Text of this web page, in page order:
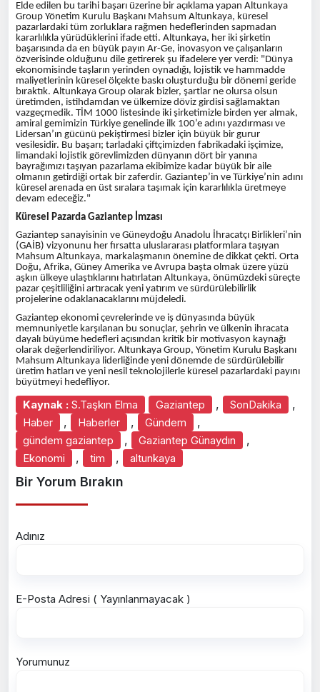
Elde edilen bu tarihi başarı üzerine bir açıklama yapan Altunkaya
Group Yönetim Kurulu Başkanı Mahsum Altunkaya, küresel
pazarlardaki tüm zorluklara rağmen hedeflerinden sapmadan
kararlılıkla yürüdüklerini ifade etti. Altunkaya, her iki şirketin
başarısında da en büyük payın Ar-Ge, inovasyon ve çalışanların
özverisinde olduğunu dile getirerek şu ifadelere yer verdi: "Dünya
ekonomisinde taşların yerinden oynadığı, lojistik ve hammadde
maliyetlerinin küresel ölçekte baskı oluşturduğu bir dönemi geride
bıraktık. Altunkaya Group olarak bizler, şartlar ne olursa olsun
üretimden, istihdamdan ve ülkemize döviz girdisi sağlamaktan
vazgeçmedik. TİM 1000 listesinde iki şirketimizle birden yer almak,
amiral gemimizin Türkiye genelinde ilk 100’e adını yazdırması ve
Lidersan’ın gücünü pekiştirmesi bizler için büyük bir gurur
vesilesidir. Bu başarı; tarladaki çiftçimizden fabrikadaki işçimize,
limandaki lojistik görevlimizden dünyanın dört bir yanına
bayrağımızı taşıyan pazarlama ekibimize kadar büyük bir aile
olmanın getirdiği ortak bir zaferdir. Gaziantep’in ve Türkiye’nin adını
küresel arenada en üst sıralara taşımak için kararlılıkla üretmeye
devam edeceğiz."
Küresel Pazarda Gaziantep İmzası
Gaziantep sanayisinin ve Güneydoğu Anadolu İhracatçı Birlikleri’nin
(GAİB) vizyonunu her fırsatta uluslararası platformlara taşıyan
Mahsum Altunkaya, markalaşmanın önemine de dikkat çekti. Orta
Doğu, Afrika, Güney Amerika ve Avrupa başta olmak üzere yüzü
aşkın ülkeye ulaştıklarını hatırlatan Altunkaya, önümüzdeki süreçte
pazar çeşitliliğini artıracak yeni yatırım ve sürdürülebilirlik
projelerine odaklanacaklarını müjdeledi.
Gaziantep ekonomi çevrelerinde ve iş dünyasında büyük
memnuniyetle karşılanan bu sonuçlar, şehrin ve ülkenin ihracata
dayalı büyüme hedefleri açısından kritik bir motivasyon kaynağı
olarak değerlendiriliyor. Altunkaya Group, Yönetim Kurulu Başkanı
Mahsum Altunkaya liderliğinde yeni dönemde de sürdürülebilir
üretim hatları ve yeni nesil teknolojilerle küresel pazarlardaki payını
büyütmeyi hedefliyor.
Kaynak : S.Taşkın Elma Gaziantep , SonDakika ,
Haber , Haberler , Gündem ,
gündem gaziantep , Gaziantep Günaydın ,
Ekonomi , tim , altunkaya
Bir Yorum Bırakın
Adınız
E-Posta Adresi ( Yayınlanmayacak )
Yorumunuz